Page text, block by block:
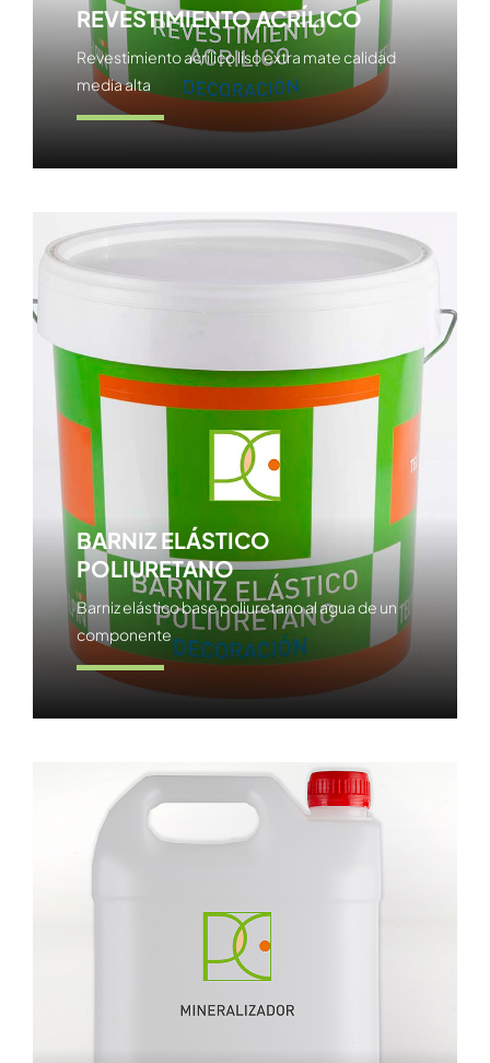
REVESTIMIENTO ACRÍLICO
Revestimiento acrílico liso extra mate calidad
media alta
Ver producto
BARNIZ ELÁSTICO
POLIURETANO
Barniz elástico base poliuretano al agua de un
componente
Ver producto